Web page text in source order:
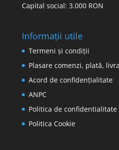
Capital social: 3.000 RON
Informații utile
Termeni și condiții
Plasare comenzi, plată,
Acord de confidențialitate
ANPC
Politica de confidentialitate
Politica Cookie